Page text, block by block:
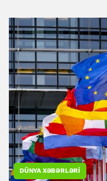
DÜNYA XƏBƏRLƏRI